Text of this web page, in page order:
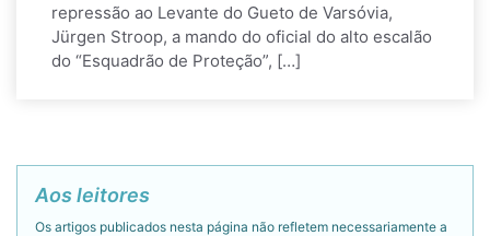
repressão ao Levante do Gueto de Varsóvia,
Jürgen Stroop, a mando do oficial do alto escalão
do “Esquadrão de Proteção”, […]
Aos leitores
Os artigos publicados nesta página não refletem necessariamente a